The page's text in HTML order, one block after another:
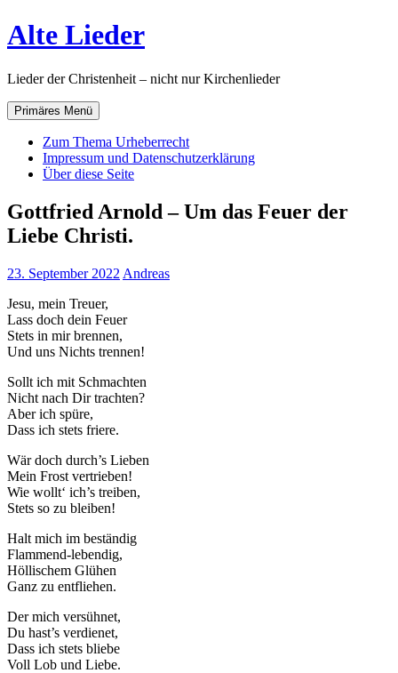
Zum
Inhalt
Alte Lieder
Lieder der Christenheit – nicht nur Kirchenlieder
Primäres Menü
Zum Thema Urheberrecht
Impressum und Datenschutzerklärung
Über diese Seite
Gottfried Arnold – Um das Feuer der
Liebe Christi.
23. September 2022 Andreas
Jesu, mein Treuer,
Lass doch dein Feuer
Stets in mir brennen,
Und uns Nichts trennen!
Sollt ich mit Schmachten
Nicht nach Dir trachten?
Aber ich spüre,
Dass ich stets friere.
Wär doch durch’s Lieben
Mein Frost vertrieben!
Wie wollt‘ ich’s treiben,
Stets so zu bleiben!
Halt mich im beständig
Flammend-lebendig,
Höllischem Glühen
Ganz zu entfliehen.
Der mich versühnet,
Du hast’s verdienet,
Dass ich stets bliebe
Voll Lob und Liebe.